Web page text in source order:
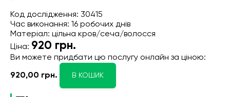
Код дослідження: 30415
Час виконання: 16 робочих днів
Матеріал: цільна кров/сеча/волосся
Ціна: 920 грн.
Ви можете придбати цю послугу онлайн за ціною:
920,00 грн. В КОШИК